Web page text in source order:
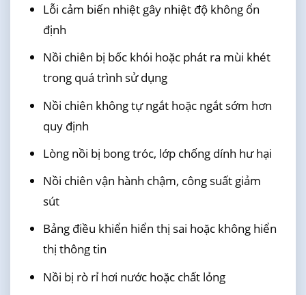
Lỗi cảm biến nhiệt gây nhiệt độ không ổn
định
Nồi chiên bị bốc khói hoặc phát ra mùi khét
trong quá trình sử dụng
Nồi chiên không tự ngắt hoặc ngắt sớm hơn
quy định
Lòng nồi bị bong tróc, lớp chống dính hư hại
Nồi chiên vận hành chậm, công suất giảm
sút
Bảng điều khiển hiển thị sai hoặc không hiển
thị thông tin
Nồi bị rò rỉ hơi nước hoặc chất lỏng